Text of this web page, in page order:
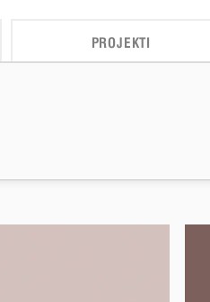
PROJEKTI